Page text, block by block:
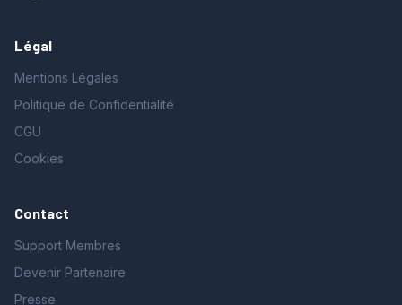
Légal
Mentions Légales
Politique de Confidentialité
CGU
Cookies
Contact
Support Membres
Devenir Partenaire
Presse